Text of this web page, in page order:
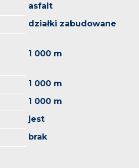
asfalt
działki zabudowane
1 000 m
1 000 m
1 000 m
jest
brak